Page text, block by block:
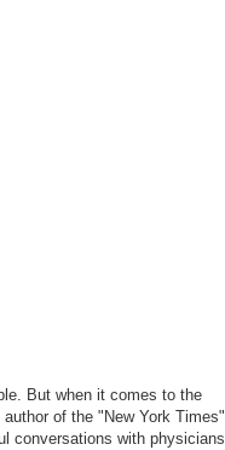
But when it comes to the
of the "New York Times"
conversations with physicians